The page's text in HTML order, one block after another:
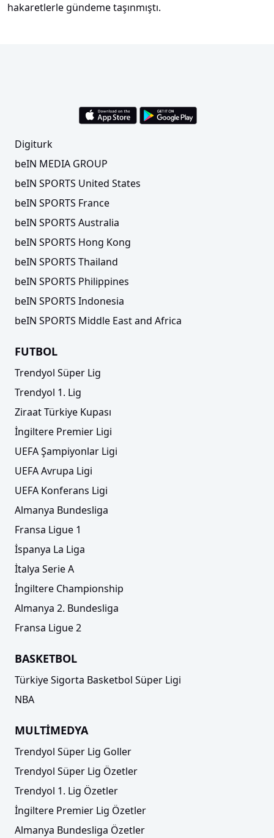
hakaretlerle gündeme taşınmıştı.
Digiturk
beIN MEDIA GROUP
beIN SPORTS United States
beIN SPORTS France
beIN SPORTS Australia
beIN SPORTS Hong Kong
beIN SPORTS Thailand
beIN SPORTS Philippines
beIN SPORTS Indonesia
beIN SPORTS Middle East and Africa
FUTBOL
Trendyol Süper Lig
Trendyol 1. Lig
Ziraat Türkiye Kupası
İngiltere Premier Ligi
UEFA Şampiyonlar Ligi
UEFA Avrupa Ligi
UEFA Konferans Ligi
Almanya Bundesliga
Fransa Ligue 1
İspanya La Liga
İtalya Serie A
İngiltere Championship
Almanya 2. Bundesliga
Fransa Ligue 2
BASKETBOL
Türkiye Sigorta Basketbol Süper Ligi
NBA
MULTİMEDYA
Trendyol Süper Lig Goller
Trendyol Süper Lig Özetler
Trendyol 1. Lig Özetler
İngiltere Premier Lig Özetler
Almanya Bundesliga Özetler